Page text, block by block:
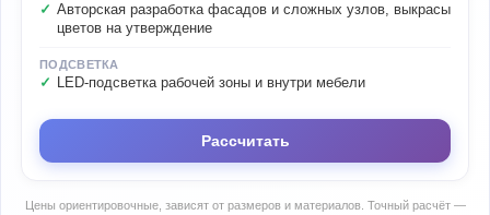
Авторская разработка фасадов и сложных узлов, выкрасы
цветов на утверждение
ПОДСВЕТКА
LED-подсветка рабочей зоны и внутри мебели
Рассчитать
Цены ориентировочные, зависят от размеров и материалов. Точный расчёт —